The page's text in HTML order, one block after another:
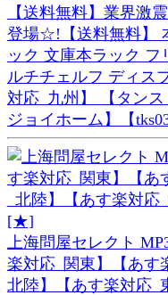
【送料無料】業界激
登場☆!【送料無料】
ック 文庫本ラック
ルチチェルフ ディス
対応_九州】 【タン
ジョイホーム】【
上海問屋セレクト
楽対応_関東】【あす
北陸】【あす楽対応